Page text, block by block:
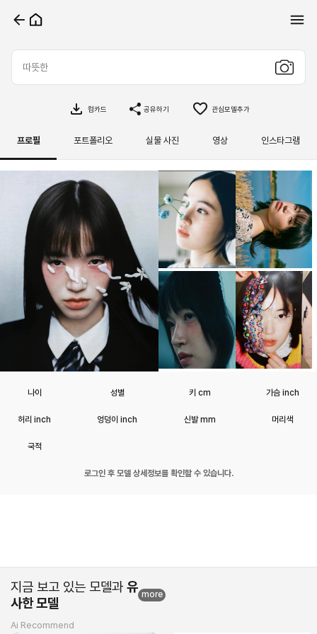
컴카드 공유하기 관심모델추가
프로필 포트폴리오 실물 사진 영상 인스타그램
나이 성별 키 cm 가슴 inch
허리 inch 엉덩이 inch 신발 mm 머리색
국적
로그인 후 모델 상세정보를 확인할 수 있습니다.
지금 보고 있는 모델과 유
사한 모델
more
Ai Recommend